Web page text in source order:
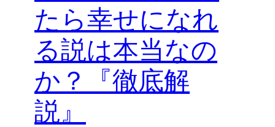
たら幸せになれ
る説は本当なの
か？『徹底解
説』